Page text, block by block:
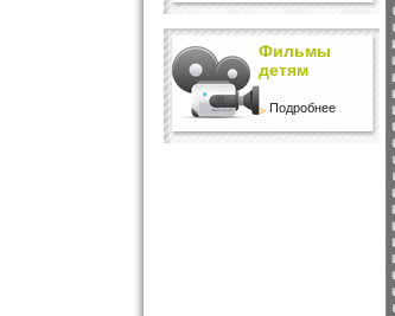
Фильмы
детям
Подробнее